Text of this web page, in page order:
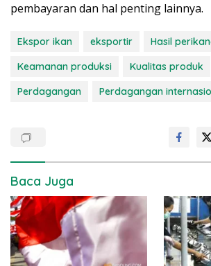
pembayaran dan hal penting lainnya.
Ekspor ikan eksportir Hasil
Keamanan produksi
Kualitas produk
Perdagangan
Perdagangan
Baca Juga